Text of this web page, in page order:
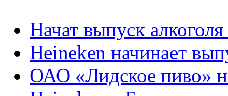
Начат выпуск
Heineken начинает
ОАО «Лидское пиво»